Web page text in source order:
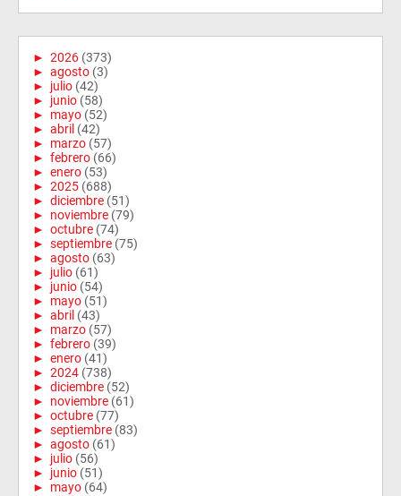
► 2026 (373)
► agosto (3)
► julio (42)
► junio (58)
► mayo (52)
► abril (42)
► marzo (57)
► febrero (66)
► enero (53)
► 2025 (688)
► diciembre (51)
► noviembre (79)
► octubre (74)
► septiembre (75)
► agosto (63)
► julio (61)
► junio (54)
► mayo (51)
► abril (43)
► marzo (57)
► febrero (39)
► enero (41)
► 2024 (738)
► diciembre (52)
► noviembre (61)
► octubre (77)
► septiembre (83)
► agosto (61)
► julio (56)
► junio (51)
► mayo (64)